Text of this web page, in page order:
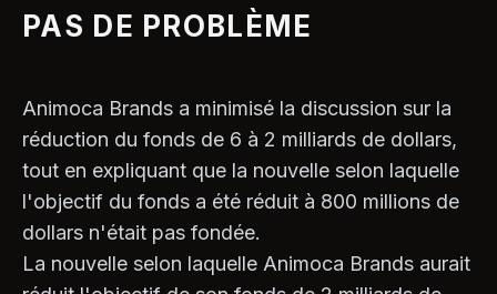
PAS DE PROBLÈME
Animoca Brands a minimisé la discussion sur la
réduction du fonds de 6 à 2 milliards de dollars,
tout en expliquant que la nouvelle selon laquelle
l'objectif du fonds a été réduit à 800 millions de
dollars n'était pas fondée.
La nouvelle selon laquelle Animoca Brands aurait